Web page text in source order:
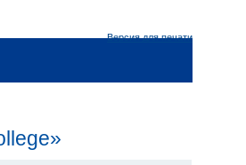
Версия для печати